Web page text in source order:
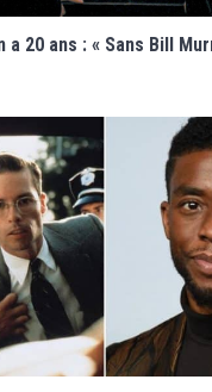
20 ans : « Sans Bill